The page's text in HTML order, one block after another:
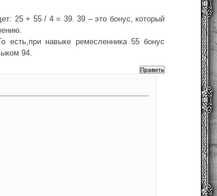
25 + 55 / 4 = 39. 39 – это бонус, который
есть,при навыке ремесленника 55 бонус
94.